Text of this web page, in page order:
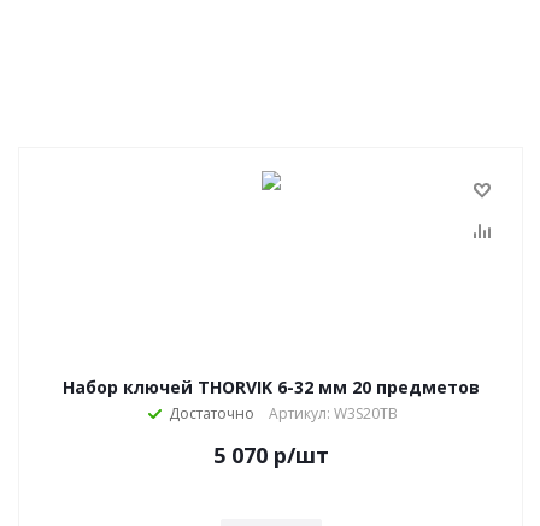
Набор ключей THORVIK 6-32 мм 20 предметов
Достаточно Артикул: W3S20TB
5 070 р/шт